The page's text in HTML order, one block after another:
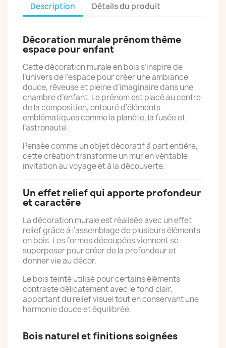
Description Détails du produit
Décoration murale prénom thème
espace pour enfant
Cette décoration murale en bois s’inspire de
l’univers de l’espace pour créer une ambiance
douce, rêveuse et pleine d’imaginaire dans une
chambre d’enfant. Le prénom est placé au centre
de la composition, entouré d’éléments
emblématiques comme la planète, la fusée et
l’astronaute.
Pensée comme un objet décoratif à part entière,
cette création transforme un mur en véritable
invitation au voyage et à la découverte.
Un effet relief qui apporte profondeur
et caractère
La décoration murale est réalisée avec un effet
relief grâce à l’assemblage de plusieurs éléments
en bois. Les formes découpées viennent se
superposer pour créer de la profondeur et
donner vie au décor.
Le bois teinté utilisé pour certains éléments
contraste délicatement avec le fond clair,
apportant du relief visuel tout en conservant une
harmonie douce et équilibrée.
Bois naturel et finitions soignées